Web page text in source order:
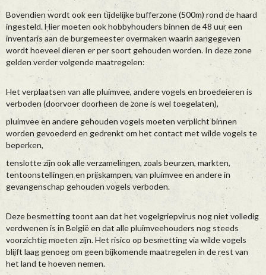
Bovendien wordt ook een tijdelijke bufferzone (500m) rond de haard
ingesteld. Hier moeten ook hobbyhouders binnen de 48 uur een
inventaris aan de burgemeester overmaken waarin aangegeven
wordt hoeveel dieren er per soort gehouden worden. In deze zone
gelden verder volgende maatregelen:
Het verplaatsen van alle pluimvee, andere vogels en broedeieren is
verboden (doorvoer doorheen de zone is wel toegelaten),
pluimvee en andere gehouden vogels moeten verplicht binnen
worden gevoederd en gedrenkt om het contact met wilde vogels te
beperken,
tenslotte zijn ook alle verzamelingen, zoals beurzen, markten,
tentoonstellingen en prijskampen, van pluimvee en andere in
gevangenschap gehouden vogels verboden.
Deze besmetting toont aan dat het vogelgriepvirus nog niet volledig
verdwenen is in België en dat alle pluimveehouders nog steeds
voorzichtig moeten zijn. Het risico op besmetting via wilde vogels
blijft laag genoeg om geen bijkomende maatregelen in de rest van
het land te hoeven nemen.